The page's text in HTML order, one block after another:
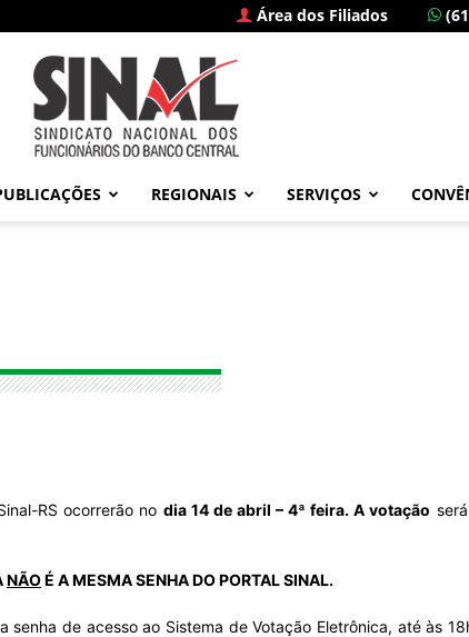
Área dos Filiados
–
Sindicato
REGIONAIS SERVIÇOS
RS ocorrerão no dia 14 de abril – 4ª feira. A votação
NÃOÉ A MESMA SENHA DO PORTAL SINAL.
senha de acesso ao Sistema de Votação Eletrônica, até às